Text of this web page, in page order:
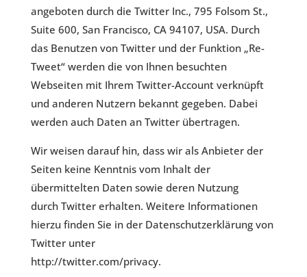
angeboten durch die Twitter Inc., 795 Folsom St.,
Suite 600, San Francisco, CA 94107, USA. Durch
das Benutzen von Twitter und der Funktion „Re-
Tweet“ werden die von Ihnen besuchten
Webseiten mit Ihrem Twitter-Account verknüpft
und anderen Nutzern bekannt gegeben. Dabei
werden auch Daten an Twitter übertragen.
Wir weisen darauf hin, dass wir als Anbieter der
Seiten keine Kenntnis vom Inhalt der
übermittelten Daten sowie deren Nutzung
durch Twitter erhalten. Weitere Informationen
hierzu finden Sie in der Datenschutzerklärung von
Twitter unter
http://twitter.com/privacy.